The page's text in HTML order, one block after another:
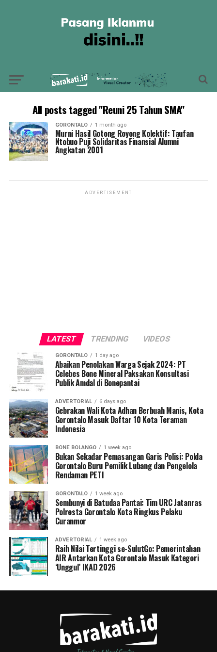
All posts tagged "Reuni 25 Tahun SMA"
GORONTALO 1 month ago
Murni Hasil Gotong Royong Kolektif: Taufan
Ntobuo Puji Solidaritas Finansial Alumni
Angkatan 2001
ADVERTISEMENT
LATEST TRENDING VIDEOS
GORONTALO 1 day ago
Abaikan Penolakan Warga Sejak 2024: PT
Celebes Bone Mineral Paksakan Konsultasi
Publik Amdal di Bonepantai
ADVERTORIAL 6 days ago
Gebrakan Wali Kota Adhan Berbuah Manis, Kota
Gorontalo Masuk Daftar 10 Kota Teraman
Indonesia
BONE BOLANGO 1 week ago
Bukan Sekadar Pemasangan Garis Polisi: Polda
Gorontalo Buru Pemilik Lubang dan Pengelola
Rendaman PETI
GORONTALO 1 week ago
Sembunyi di Batudaa Pantai: Tim URC Jatanras
Polresta Gorontalo Kota Ringkus Pelaku
Curanmor
ADVERTORIAL 1 week ago
Raih Nilai Tertinggi se-SulutGo: Pemerintahan
AIR Antarkan Kota Gorontalo Masuk Kategori
‘Unggul’ IKAD 2026